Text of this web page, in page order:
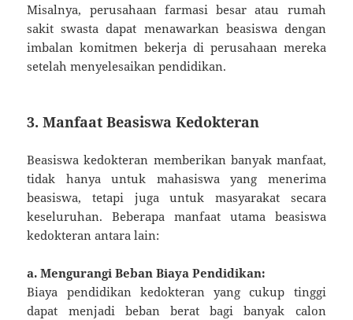
Misalnya, perusahaan farmasi besar atau rumah
sakit swasta dapat menawarkan beasiswa dengan
imbalan komitmen bekerja di perusahaan mereka
setelah menyelesaikan pendidikan.
3. Manfaat Beasiswa Kedokteran
Beasiswa kedokteran memberikan banyak manfaat,
tidak hanya untuk mahasiswa yang menerima
beasiswa, tetapi juga untuk masyarakat secara
keseluruhan. Beberapa manfaat utama beasiswa
kedokteran antara lain:
a. Mengurangi Beban Biaya Pendidikan:
Biaya pendidikan kedokteran yang cukup tinggi
dapat menjadi beban berat bagi banyak calon